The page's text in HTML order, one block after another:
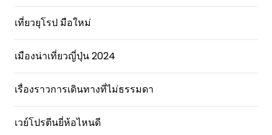
เที่ยวยุโรป มือใหม่
เมืองน่าเที่ยวญี่ปุ่น 2024
เรื่องราวการเดินทางที่ไม่ธรรมดา
เวย์โปรตีนยี่ห้อไหนดี